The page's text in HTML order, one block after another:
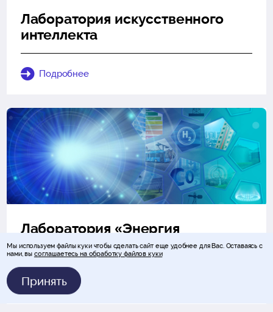
Лаборатория искусственного
интеллекта
Подробнее
Лаборатория «Энергия
будущего»
Подробнее
Мы используем файлы куки чтобы сделать сайт еще удобнее для Вас. Оставаясь с
нами, вы соглашаетесь на обработку файлов куки
Принять